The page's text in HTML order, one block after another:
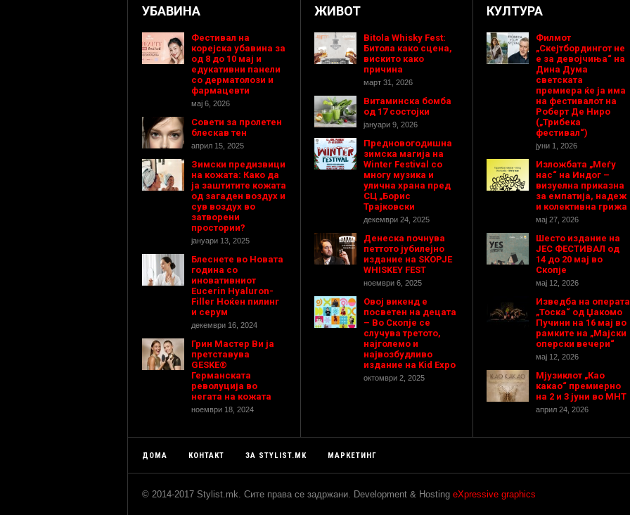
УБАВИНА
Фестивал на
корејска убавина за
од 8 до 10 мај и
едукативни панели
со дерматолози и
фармацевти
мај 6, 2026
Совети за пролетен
блескав тен
април 15, 2025
Зимски предизвици
на кожата: Како да
ја заштитите кожата
од загаден воздух и
сув воздух во
затворени
простории?
јануари 13, 2025
Блеснете во Новата
година со
иновативниот
Eucerin Hyaluron-
Filler Ноќен пилинг
и серум
декември 16, 2024
Грин Мастер Ви ја
претставува
GESKE®
Германската
револуција во
негата на кожата
ноември 18, 2024
ЖИВОТ
Bitola Whisky Fest:
Битола како сцена,
вискито како
причина
март 31, 2026
Витаминска бомба
од 17 состојки
јануари 9, 2026
Предновогодишнa
зимска магија на
Winter Festival со
многу музика и
улична храна пред
СЦ „Борис
Трајковски
декември 24, 2025
Денеска почнува
петтото јубилејно
издание на SKOPJE
WHISKEY FEST
ноември 6, 2025
Овој викенд е
посветен на децата
– Во Скопје се
случува третото,
најголемо и
највозбудливо
издание на Kid Expo
октомври 2, 2025
КУЛТУРА
Филмот
„Скејтбордингот не
е за девојчиња“ на
Дина Дума
светската
премиера ќе ја има
на фестивалот на
Роберт Де Ниро
(„Трибека
фестивал“)
јуни 1, 2026
Изложбата „Меѓу
нас“ на Индог –
визуелна приказна
за емпатија, надеж
и колективна грижа
мај 27, 2026
Шесто издание на
ЈЕС ФЕСТИВАЛ од
14 до 20 мај во
Скопје
мај 12, 2026
Изведба на операта
„Тоска“ од Џакомо
Пучини на 16 мај во
рамките на „Мајски
оперски вечери“
мај 12, 2026
Мјузиклот „Као
какао“ премиерно
на 2 и 3 јуни во МНТ
април 24, 2026
ДОМА КОНТАКТ ЗА STYLIST.MK МАРКЕТИНГ
© 2014-2017 Stylist.mk. Сите права се задржани. Development & Hosting eXpressive graphics